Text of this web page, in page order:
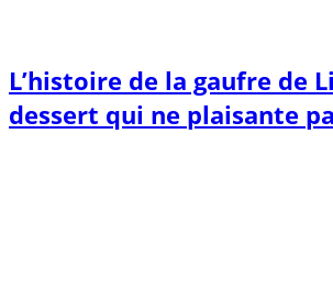
L’histoire de la gaufre de
dessert qui ne plaisante